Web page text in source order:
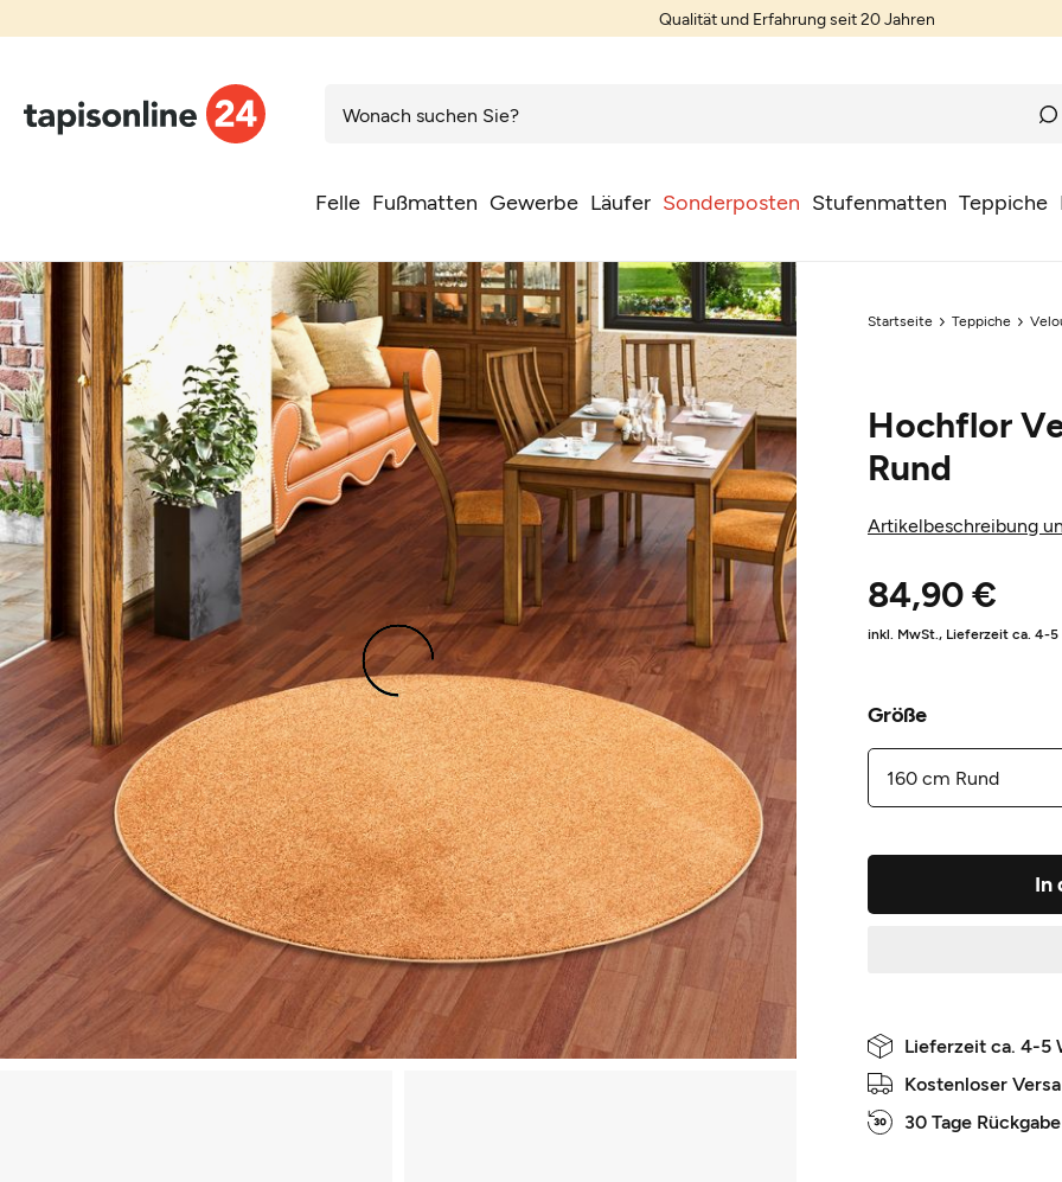
Qualität und Erfahrung seit 20 Jahren
Felle Fußmatten Gewerbe Läufer Sonderposten Stufenmatten Teppiche
Startseite Teppiche
Hochflor
Rund
Artikelbeschreibung
84,90 €
inkl. MwSt., Lieferzeit ca. 4-5
Größe
In
Lieferzeit ca. 4-5
Kostenloser
30 Tage